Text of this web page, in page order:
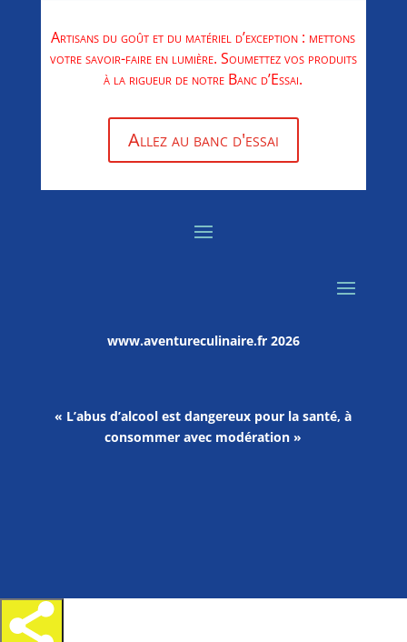
Artisans du goût et du matériel d’exception : mettons
votre savoir-faire en lumière. Soumettez vos produits
à la rigueur de notre Banc d’Essai.
Allez au banc d'essai
www.aventureculinaire.fr2026
« L’abus d’alcool est dangereux pour la santé, à
consommer avec modération »